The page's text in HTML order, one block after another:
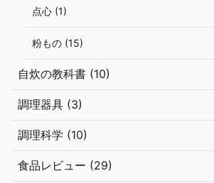
点心 (1)
粉もの (15)
自炊の教科書 (10)
調理器具 (3)
調理科学 (10)
食品レビュー (29)